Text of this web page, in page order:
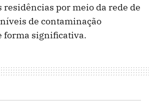
residências por meio da rede de
de contaminação
forma significativa.